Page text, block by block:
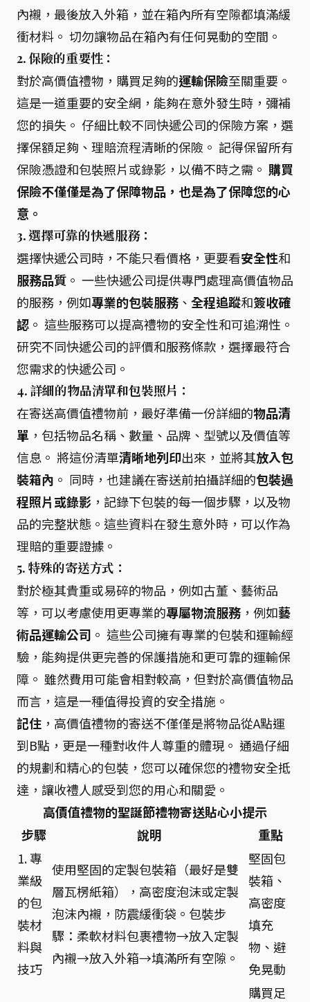
內襯，最後放入外箱，並在箱內所有空隙都填滿緩
衝材料。 切勿讓物品在箱內有任何晃動的空間。
2. 保險的重要性：
對於高價值禮物，購買足夠的運輸保險至關重要。
這是一道重要的安全網，能夠在意外發生時，彌補
您的損失。 仔細比較不同快遞公司的保險方案，選
擇保額足夠、理賠流程清晰的保險。 記得保留所有
保險憑證和包裝照片或錄影，以備不時之需。 購買
保險不僅僅是為了保障物品，也是為了保障您的心
意。
3. 選擇可靠的快遞服務：
選擇快遞公司時，不能只看價格，更要看安全性和
服務品質 。 一些快遞公司提供專門處理高價值物品
的服務，例如專業的包裝服務 、 全程追蹤和簽收確
認 。 這些服務可以提高禮物的安全性和可追溯性。
研究不同快遞公司的評價和服務條款，選擇最符合
您需求的快遞公司。
4. 詳細的物品清單和包裝照片：
在寄送高價值禮物前，最好準備一份詳細的物品清
單 ，包括物品名稱、數量、品牌、型號以及價值等
信息。 將這份清單清晰地列印出來，並將其放入包
裝箱內 。 同時，也建議在寄送前拍攝詳細的包裝過
程照片或錄影 ，記錄下包裝的每一個步驟，以及物
品的完整狀態。這些資料在發生意外時，可以作為
理賠的重要證據。
5. 特殊的寄送方式：
對於極其貴重或易碎的物品，例如古董、藝術品
等，可以考慮使用更專業的專屬物流服務 ，例如藝
術品運輸公司 。 這些公司擁有專業的包裝和運輸經
驗，能夠提供更完善的保護措施和更可靠的運輸保
障。 雖然費用可能會相對較高，但對於高價值物品
而言，這是一種值得投資的安全措施。
記住 ，高價值禮物的寄送不僅僅是將物品從A點運
到B點，更是一種對收件人尊重的體現。 通過仔細
的規劃和精心的包裝，您可以確保您的禮物安全抵
達，讓收禮人感受到您的用心和關愛。
高價值禮物的聖誕節禮物寄送貼心小提示
步驟
說明
重點
1. 專
業級
的包
裝材
料與
技巧
使用堅固的定製包裝箱（最好是雙
層瓦楞紙箱），高密度泡沫或定製
泡沫內襯，防震緩衝袋。包裝步
驟：柔軟材料包裹禮物→放入定製
內襯→放入外箱→填滿所有空隙。
堅固包
裝箱、
高密度
填充
物、避
免晃動
購買足